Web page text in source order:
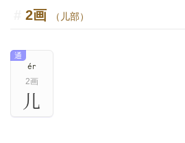
2画 （儿部）
ér
2画
通
儿